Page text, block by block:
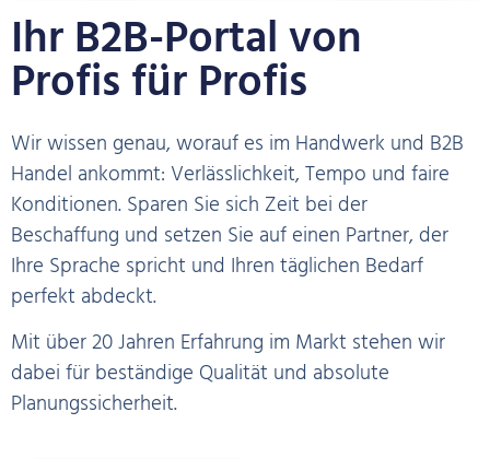
Ihr B2B-Portal von
Profis für Profis
Wir wissen genau, worauf es im Handwerk und B2B
Handel ankommt: Verlässlichkeit, Tempo und faire
Konditionen. Sparen Sie sich Zeit bei der
Beschaffung und setzen Sie auf einen Partner, der
Ihre Sprache spricht und Ihren täglichen Bedarf
perfekt abdeckt.
Mit über 20 Jahren Erfahrung im Markt stehen wir
dabei für beständige Qualität und absolute
Planungssicherheit.